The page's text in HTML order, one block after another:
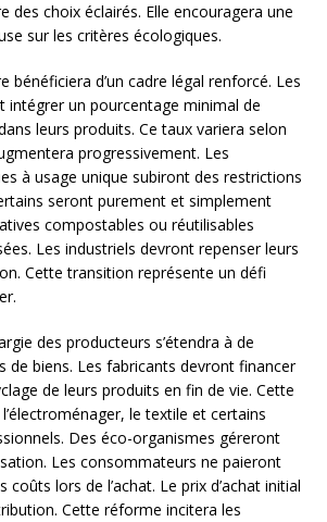
des choix éclairés. Elle encouragera une
sur les critères écologiques.
bénéficiera d’un cadre légal renforcé. Les
intégrer un pourcentage minimal de
leurs produits. Ce taux variera selon
progressivement. Les
à usage unique subiront des restrictions
seront purement et simplement
compostables ou réutilisables
Les industriels devront repenser leurs
Cette transition représente un défi
des producteurs s’étendra à de
de biens. Les fabricants devront financer
de leurs produits en fin de vie. Cette
le textile et certains
Des éco-organismes géreront
Les consommateurs ne paieront
coûts lors de l’achat. Le prix d’achat initial
Cette réforme incitera les